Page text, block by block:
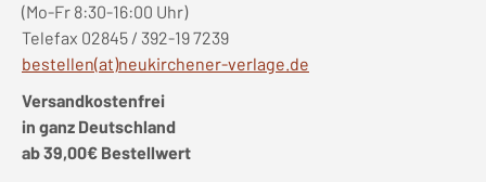
(Mo-Fr 8:30-16:00 Uhr)
Telefax 02845 / 392-19 7239
bestellen(at)neukirchener-verlage.de
Versandkostenfrei
in ganz Deutschland
ab 39,00€ Bestellwert